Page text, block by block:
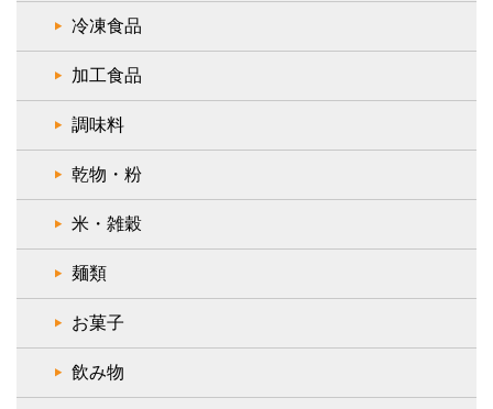
冷凍食品
加工食品
調味料
乾物・粉
米・雑穀
麺類
お菓子
飲み物